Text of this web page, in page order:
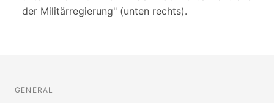
der Militärregierung" (unten rechts).
GENERAL